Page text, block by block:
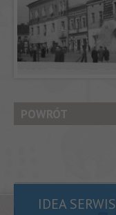
POWRÓT
IDEA